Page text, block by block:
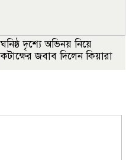
ঘনিষ্ঠ দৃশ্যে অভিনয় নিয়ে
কটাক্ষের জবাব দিলেন কিয়ারা